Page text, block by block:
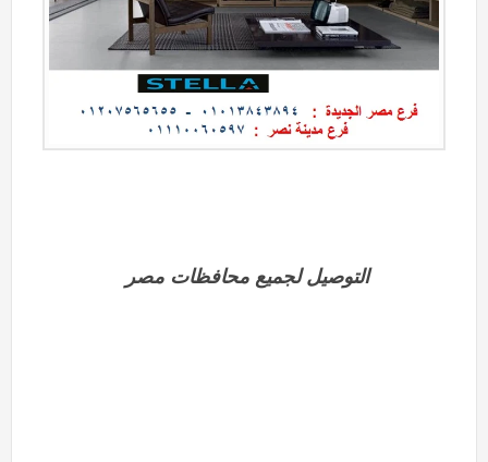
التوصيل لجميع محافظات مصر